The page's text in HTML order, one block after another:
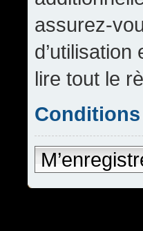
assurez-
lire tout le